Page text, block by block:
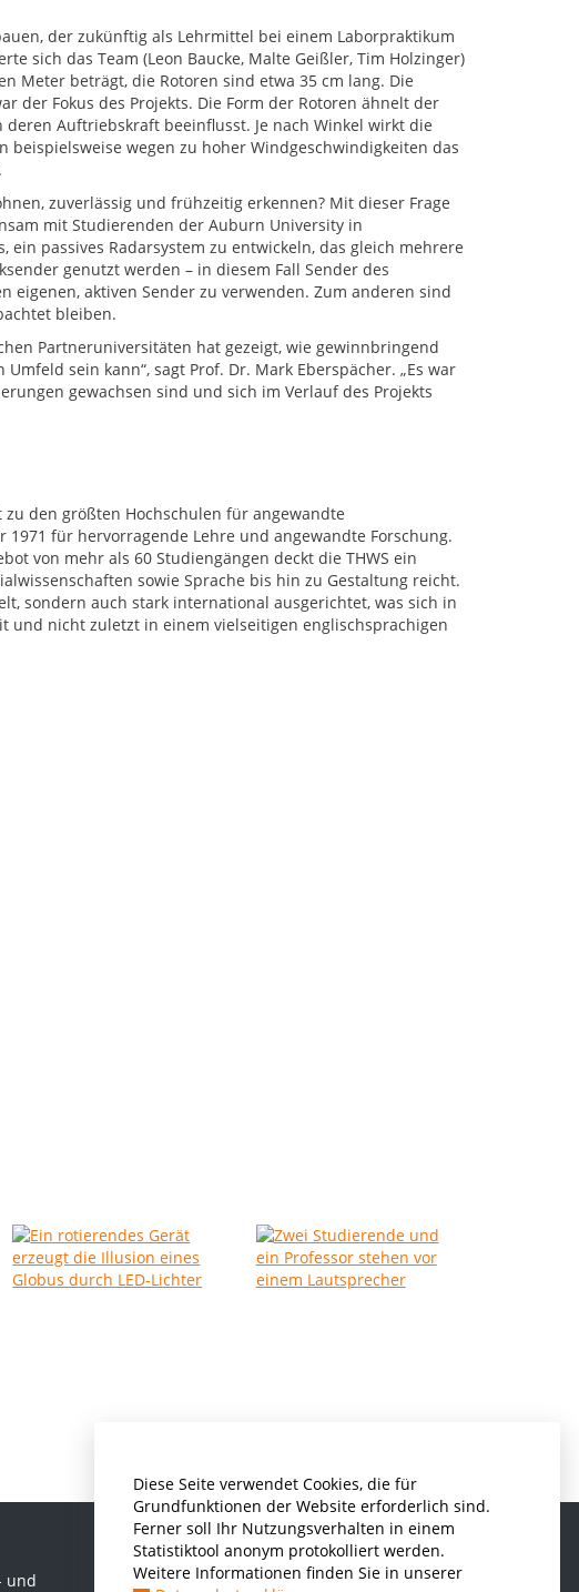
Diese Seite verwendet Cookies, die für
Grundfunktionen der Website erforderlich sind.
Ferner soll Ihr Nutzungsverhalten in einem
Statistiktool anonym protokolliert werden.
Weitere Informationen finden Sie in unserer
der zukünftig als Lehrmittel bei einem Laborpraktikum
sich das Team (Leon Baucke, Malte Geißler, Tim Holzinger)
Meter beträgt, die Rotoren sind etwa 35 cm lang. Die
der Fokus des Projekts. Die Form der Rotoren ähnelt der
Auftriebskraft beeinflusst. Je nach Winkel wirkt die
wegen zu hoher Windgeschwindigkeiten das
zuverlässig und frühzeitig erkennen? Mit dieser Frage
mit Studierenden der Auburn University in
ein passives Radarsystem zu entwickeln, das gleich mehrere
genutzt werden – in diesem Fall Sender des
eigenen, aktiven Sender zu verwenden. Zum anderen sind
bleiben.
Partneruniversitäten hat gezeigt, wie gewinnbringend
sein kann“, sagt Prof. Dr. Mark Eberspächer. „Es war
gewachsen sind und sich im Verlauf des Projekts
zu den größten Hochschulen für angewandte
für hervorragende Lehre und angewandte Forschung.
von mehr als 60 Studiengängen deckt die THWS ein
sowie Sprache bis hin zu Gestaltung reicht.
sondern auch stark international ausgerichtet, was sich in
und nicht zuletzt in einem vielseitigen englischsprachigen
und Informatik und Wirtschaftsinformatik